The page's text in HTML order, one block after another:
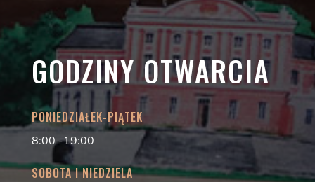
GODZINY OTWARCIA
PONIEDZIAŁEK-PIĄTEK
8:00 -19:00
SOBOTA I NIEDZIELA